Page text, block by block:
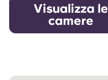
Visualizza le
camere